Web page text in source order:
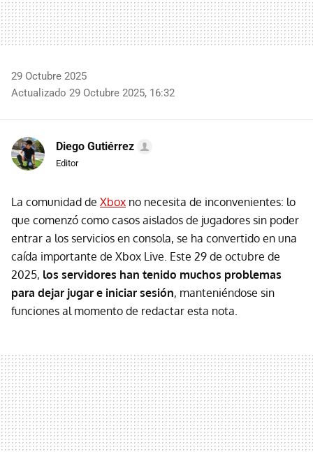
29 Octubre 2025
Actualizado 29 Octubre 2025, 16:32
Diego Gutiérrez
Editor
La comunidad de Xbox no necesita de inconvenientes: lo
que comenzó como casos aislados de jugadores sin poder
entrar a los servicios en consola, se ha convertido en una
caída importante de Xbox Live. Este 29 de octubre de
2025, los servidores han tenido muchos problemas
para dejar jugar e iniciar sesión, manteniéndose sin
funciones al momento de redactar esta nota.